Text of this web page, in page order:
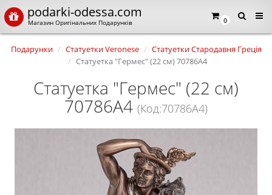
0
podarki-odessa.com
Магазин Оригінальних Подарунків
Подарунки Статуетки Veronese
Статуетки Стародавня Греція
Статуетка "Гермес" (22 см) 70786A4
Статуетка "Гермес" (22 см)
70786A4 (Код:70786A4)